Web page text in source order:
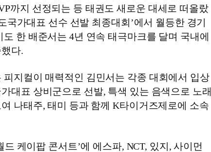
까지 선정되는 등 태권도 새로운 대세로 떠올랐
국가대표 선수 선발 최종대회’에서 월등한 경기
한 배준서는 4년 연속 태극마크를 달며 국내에
다.
피지컬이 매력적인 김민서는 각종 대회에서 입상
대표 상비군으로 선발, 특색 있는 음색으로 노래
나태주, 태미 등과 함께 K타이거즈제로에 소속
드 케이팝 콘서트’에 에스파, NCT, 있지, 사이먼